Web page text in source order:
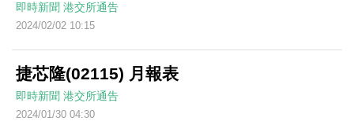
即時新聞 港交所通告
2024/02/02 10:15
捷芯隆(02115) 月報表
即時新聞 港交所通告
2024/01/30 04:30